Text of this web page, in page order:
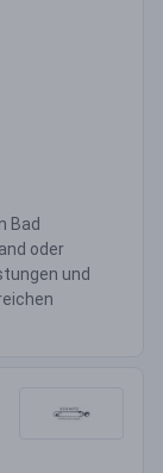
Bad
oder
und